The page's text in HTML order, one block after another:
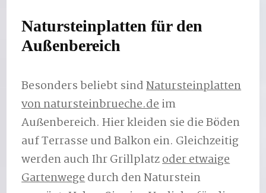
Natursteinplatten für den
Außenbereich
Besonders beliebt sindNatursteinplatten
von natursteinbrueche.deim
Außenbereich. Hier kleiden sie die Böden
auf Terrasse und Balkon ein. Gleichzeitig
werden auch Ihr Grillplatzoder etwaige
Gartenwegedurch den Naturstein